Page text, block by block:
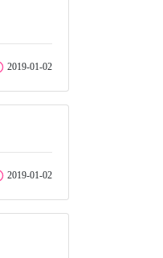
2019-01-02
2019-01-02